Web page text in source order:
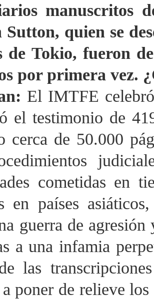
manuscritos
Sutton, quien se
de Tokio, fueron
por primera vez.
El IMTFE
el testimonio de
cerca de 50.000
cometidas en
en países
guerra de
a una infamia
las
poner de relieve